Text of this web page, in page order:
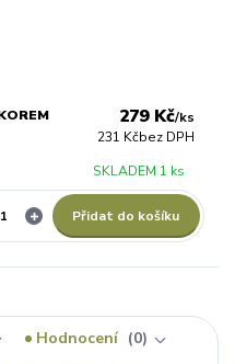
279 Kč/ks
231 Kčbez DPH
SKLADEM 1 ks
Přidat do košíku
Hodnocení
0